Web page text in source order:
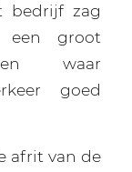
bedrijf zag
groot
waar
goed
afrit van de